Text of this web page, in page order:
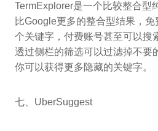
TermExplorer是一个比较整合型
比Google更多的整合型结果，
个关键字，付费账号甚至可以搜
透过侧栏的筛选可以过滤掉不要
你可以获得更多隐藏的关键字。
七、UberSuggest